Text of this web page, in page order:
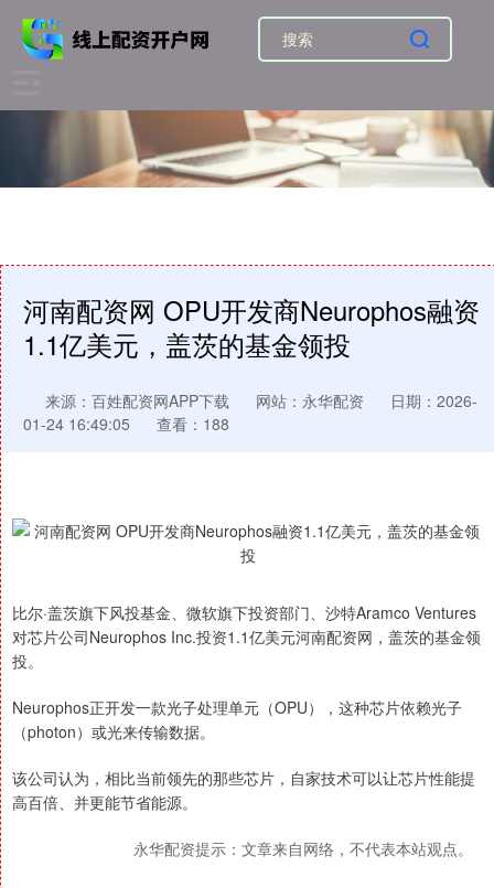
河南配资网 OPU开发商Neurophos融资
1.1亿美元，盖茨的基金领投
来源：百姓配资网APP下载 网站：永华配资
日期：2026-
01-24 16:49:05
查看：188
比尔·盖茨旗下风投基金、微软旗下投资部门、沙特Aramco Ventures
对芯片公司Neurophos Inc.投资1.1亿美元河南配资网，盖茨的基金领
投。
Neurophos正开发一款光子处理单元（OPU），这种芯片依赖光子
（photon）或光来传输数据。
该公司认为，相比当前领先的那些芯片，自家技术可以让芯片性能提
高百倍、并更能节省能源。
永华配资提示：文章来自网络，不代表本站观点。